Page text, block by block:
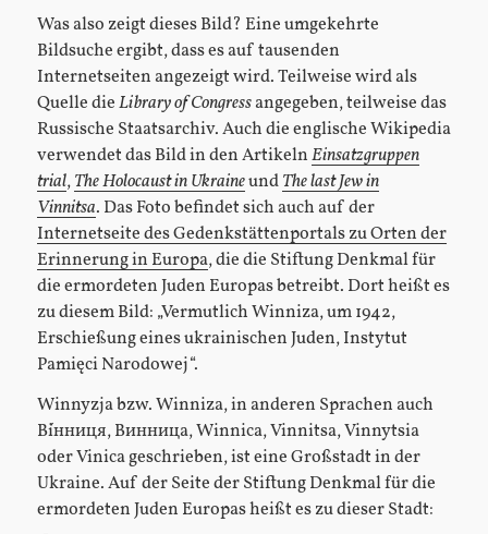
Was also zeigt dieses Bild? Eine umgekehrte
Bildsuche ergibt, dass es auf tausenden
Internetseiten angezeigt wird. Teilweise wird als
Quelle dieLibrary of Congressangegeben, teilweise das
Russische Staatsarchiv. Auch die englische Wikipedia
verwendet das Bild in den ArtikelnEinsatzgruppen
trial,The Holocaust in UkraineundThe last Jew in
Vinnitsa. Das Foto befindet sich auch auf der
Internetseite des Gedenkstättenportals zu Orten der
Erinnerung in Europa, die die Stiftung Denkmal für
die ermordeten Juden Europas betreibt. Dort heißt es
zu diesem Bild: „Vermutlich Winniza, um 1942,
Erschießung eines ukrainischen Juden, Instytut
Pamięci Narodowej“.
Winnyzja bzw. Winniza, in anderen Sprachen auch
Ві́нниця, Винница, Winnica, Vinnitsa, Vinnytsia
oder Vinica geschrieben, ist eine Großstadt in der
Ukraine. Auf der Seite der Stiftung Denkmal für die
ermordeten Juden Europas heißt es zu dieser Stadt: